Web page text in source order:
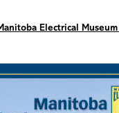
Electrical